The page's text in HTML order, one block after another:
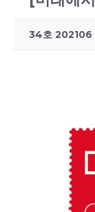
34호 202106